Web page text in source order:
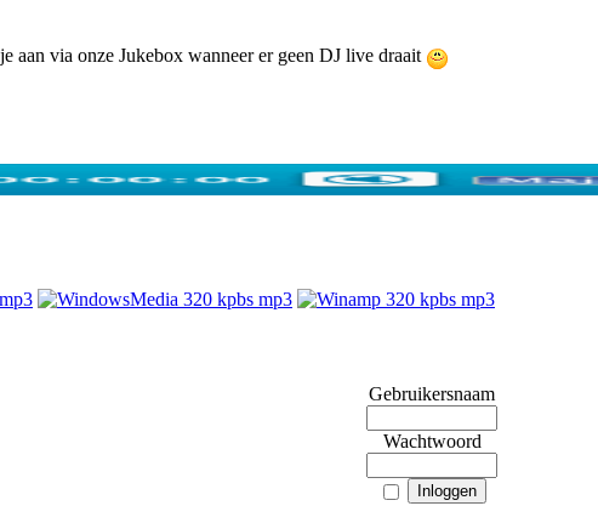
aan via onze Jukebox wanneer er geen DJ live draait
Gebruikersnaam
Wachtwoord